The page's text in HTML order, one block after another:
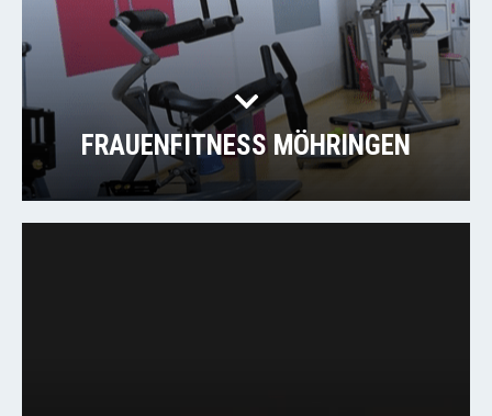
FRAUENFITNESS MÖHRINGEN